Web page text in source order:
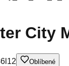
City
Oblíbené